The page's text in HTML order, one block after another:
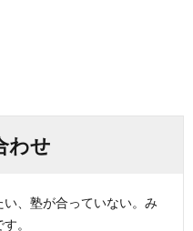
わせ
が合っていない。み
。